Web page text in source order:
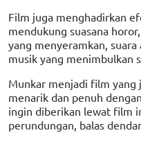
Film juga menghadirkan
mendukung suasana
yang menyeramkan,
musik yang menimbulkan
Munkar menjadi film yang
menarik dan penuh
ingin diberikan lewat film
perundungan, balas